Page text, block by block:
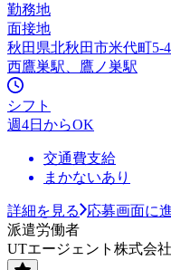
勤務地
面接地
秋田県北秋田市米代町5-4
西鷹巣駅、鷹ノ巣駅
シフト
週4日からOK
交通費支給
まかないあり
詳細を見る
応募画面に
派遣労働者
UTエージェント株式会